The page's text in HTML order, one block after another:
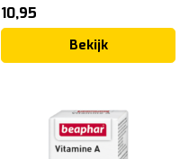
10,95
Bekijk